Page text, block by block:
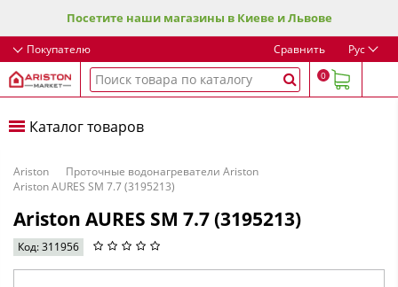
Посетите наши магазины в Киеве и Львове
Покупателю Сравнить Рус
0
Каталог товаров
Ariston
Проточные водонагреватели Ariston
Ariston AURES SM 7.7 (3195213)
Ariston AURES SM 7.7 (3195213)
Код: 311956